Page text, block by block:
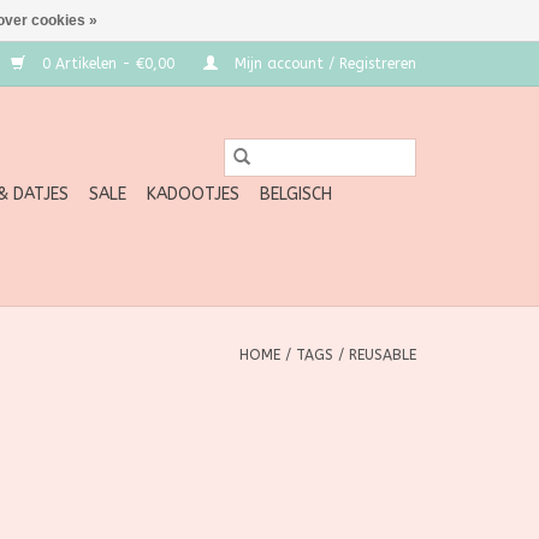
0 Artikelen - €0,00 Mijn account / Registreren
DATJES SALE KADOOTJES
BELGISCH
HOME / TAGS / REUSABLE
cookies »